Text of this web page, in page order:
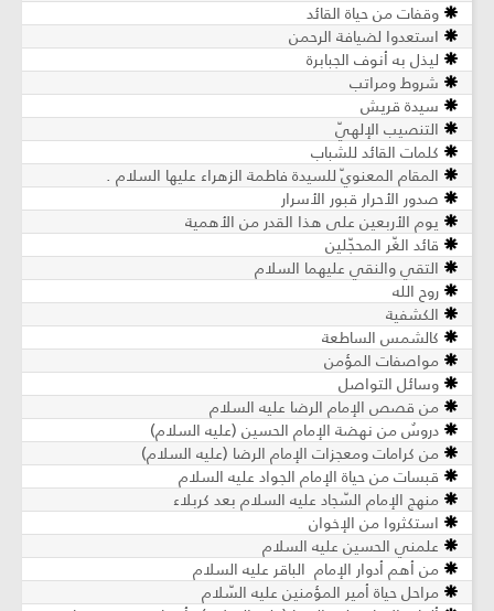
وقفات من حياة القائد
استعدوا لضيافة الرحمن
ليذل به أنوف الجبابرة
شروط ومراتب
سيدة قريش
التنصيب الإلهيّ
كلمات القائد للشباب
المقام المعنويّ للسيدة فاطمة الزهراء عليها السلام .
صدور الأحرار قبور الأسرار
يوم الأربعين على هذا القدر من الأهمية
قائد الغّر المحجّلين
التقي والنقي عليهما السلام
روح الله
الكشفية
كالشمس الساطعة
مواصفات المؤمن
وسائل التواصل
من قصص الإمام الرضا عليه السلام
دروسٌ من نهضة الإمام الحسين (عليه السلام)
من كرامات ومعجزات الإمام الرضا (عليه السلام)
قبسات من حياة الإمام الجواد عليه السلام
منهج الإمام السّجاد عليه السلام بعد كربلاء
استكثروا من الإخوان
علمني الحسين عليه السلام
من أهم أدوار الإمام الباقر عليه السلام
مراحل حياة أمير المؤمنين عليه السّلام